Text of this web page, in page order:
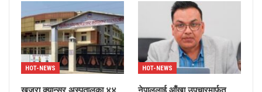
HOT-NEWS HOT-NEWS